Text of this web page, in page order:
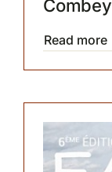
Read more